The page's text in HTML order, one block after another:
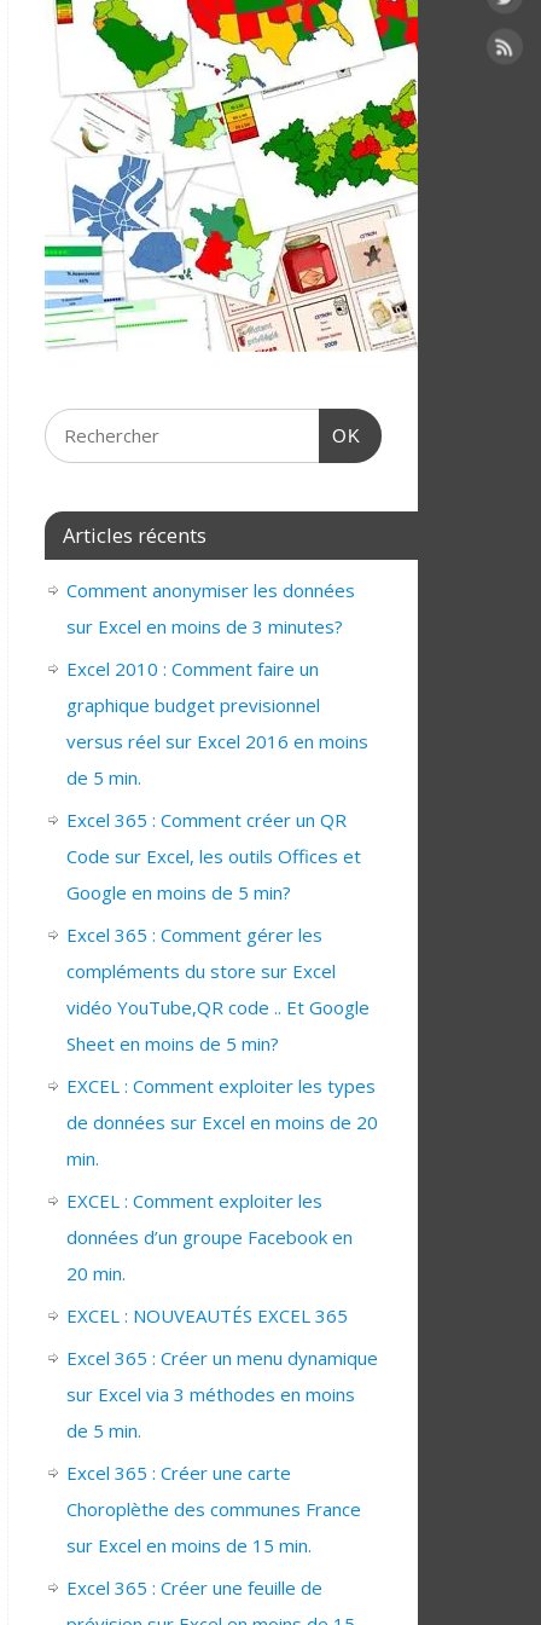
OK
Articles récents
Comment anonymiser les données
sur Excel en moins de 3 minutes?
Excel 2010 : Comment faire un
graphique budget previsionnel
versus réel sur Excel 2016 en moins
de 5 min.
Excel 365 : Comment créer un QR
Code sur Excel, les outils Offices et
Google en moins de 5 min?
Excel 365 : Comment gérer les
compléments du store sur Excel
vidéo YouTube,QR code .. Et Google
Sheet en moins de 5 min?
EXCEL : Comment exploiter les types
de données sur Excel en moins de 20
min.
EXCEL : Comment exploiter les
données d’un groupe Facebook en
20 min.
EXCEL : NOUVEAUTÉS EXCEL 365
Excel 365 : Créer un menu dynamique
sur Excel via 3 méthodes en moins
de 5 min.
Excel 365 : Créer une carte
Choroplèthe des communes France
sur Excel en moins de 15 min.
Excel 365 : Créer une feuille de